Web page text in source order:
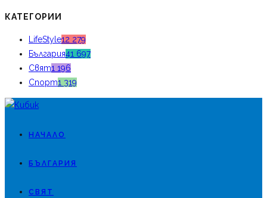
КАТЕГОРИИ
LifeStyle12 279
България41 697
Свят1 196
Спорт1 319
НАЧАЛО
БЪЛГАРИЯ
СВЯТ